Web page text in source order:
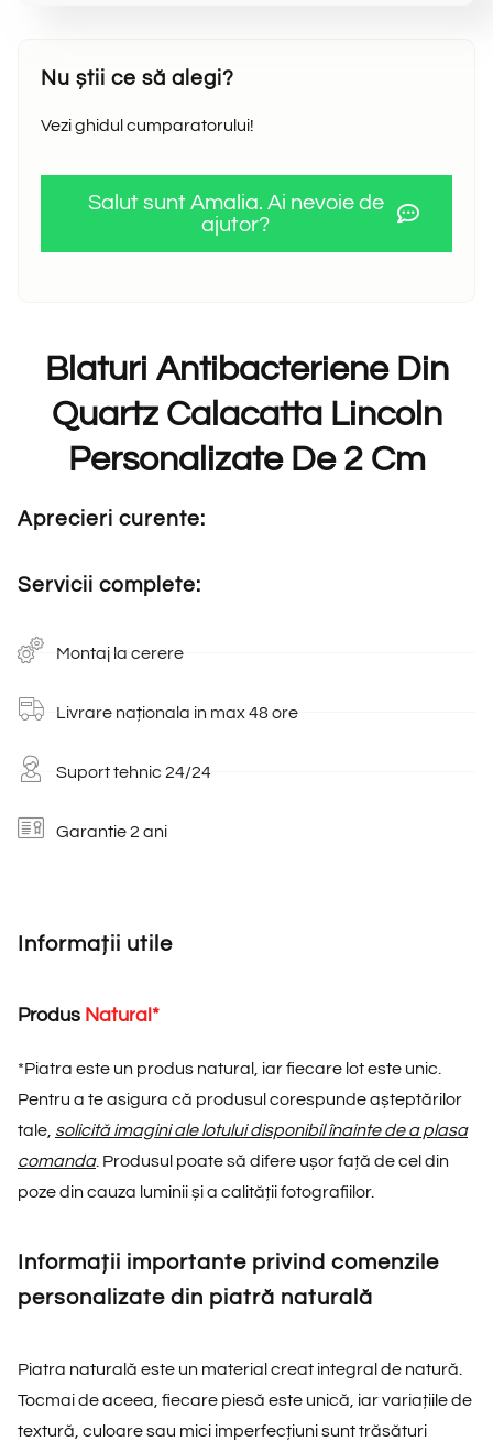
Blaturi Antibacteriene Din
Quartz Calacatta Lincoln
Personalizate De 2 Cm
Aprecieri curente:
Servicii complete:
Montaj la cerere
Livrare naționala in max 48 ore
Suport tehnic 24/24
Garantie 2 ani
Nu știi ce să alegi?
Vezi ghidul cumparatorului!
Salut sunt Amalia. Ai nevoie de
ajutor?
Informații utile
Produs Natural*
*Piatra este un produs natural, iar fiecare lot este unic.
Pentru a te asigura că produsul corespunde așteptărilor
tale, solicită imagini ale lotului disponibil înainte de a plasa
comanda. Produsul poate să difere ușor față de cel din
poze din cauza luminii și a calității fotografiilor.
Informații importante privind comenzile
personalizate din piatră naturală
Piatra naturală este un material creat integral de natură.
Tocmai de aceea, fiecare piesă este unică, iar variațiile de
textură, culoare sau mici imperfecțiuni sunt trăsături